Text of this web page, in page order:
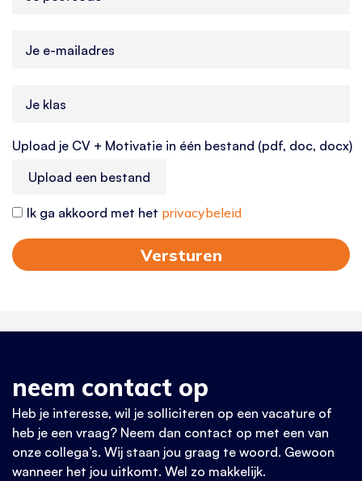
Upload je CV + Motivatie in één bestand (pdf, doc, docx)
Ik ga akkoord met het privacybeleid
Versturen
neem contact op
Heb je interesse, wil je solliciteren op een vacature of
heb je een vraag? Neem dan contact op met een van
onze collega’s. Wij staan jou graag te woord. Gewoon
wanneer het jou uitkomt. Wel zo makkelijk.